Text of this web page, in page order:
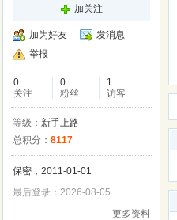
加关注
加为好友
发消息
举报
0
关注
0
粉丝
1
访客
等级： 新手上路
总积分： 8117
保密，2011-01-01
最后登录：2026-08-05
更多资料